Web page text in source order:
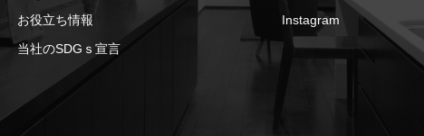
お役立ち情報
当社のSDGｓ宣言
Instagram